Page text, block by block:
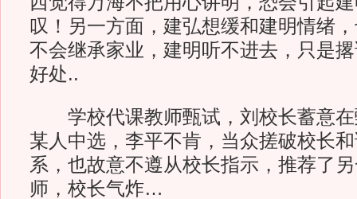
叹！另一方面，建弘想缓和建明情绪
不会继承家业，建明听不进去，只是
好处..
学校代课教师甄试，刘校长蓄意在
某人中选，李平不肯，当众搓破校长
系，也故意不遵从校长指示，推荐了
师，校长气炸…